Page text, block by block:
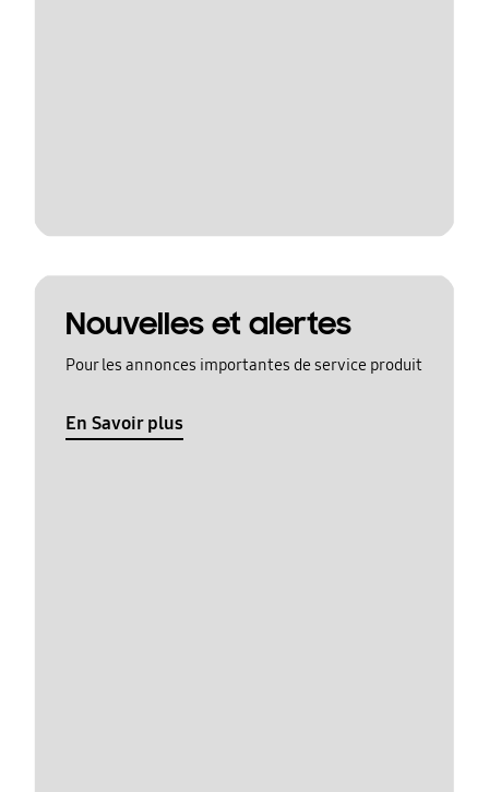
Nouvelles et alertes
Pour les annonces importantes de service produit
En Savoir plus